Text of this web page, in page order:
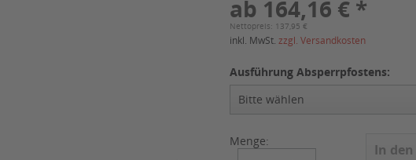
ab 164,16 € *
Nettopreis: 137,95 €
inkl. MwSt.zzgl. Versandkosten
Ausführung Absperrpfostens:
Menge:
In den